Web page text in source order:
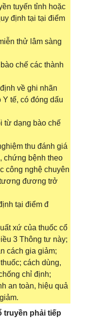
tuyến tỉnh hoặc
định tại tại điểm
thử lâm sàng
chế các thành
về ghi nhãn
tế, có đóng dấu
từ dạng bào chế
thu đánh giá
chứng bệnh theo
công nghệ chuyên
đương trở
tại điểm đ
xứ của thuốc cổ
3 Thông tư này;
cách gia giảm;
cách dùng,
chỉ định;
an toàn, hiệu quả
truyền phải tiếp